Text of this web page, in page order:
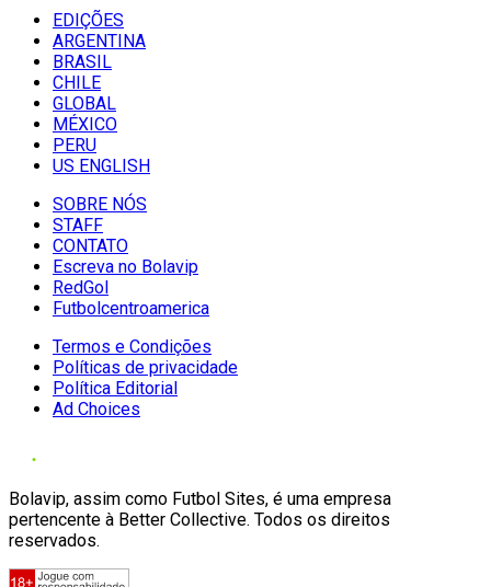
EDIÇÕES
ARGENTINA
BRASIL
CHILE
GLOBAL
MÉXICO
PERU
US ENGLISH
SOBRE NÓS
STAFF
CONTATO
Escreva no Bolavip
RedGol
Futbolcentroamerica
Termos e Condições
Políticas de privacidade
Política Editorial
Ad Choices
Bolavip, assim como Futbol Sites, é uma empresa
pertencente à Better Collective. Todos os direitos
reservados.